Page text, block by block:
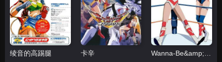
绫音的高踢腿 卡辛